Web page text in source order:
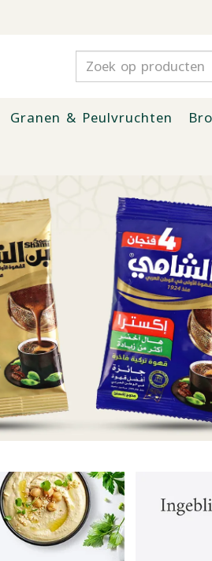
Granen & Peulvruchten